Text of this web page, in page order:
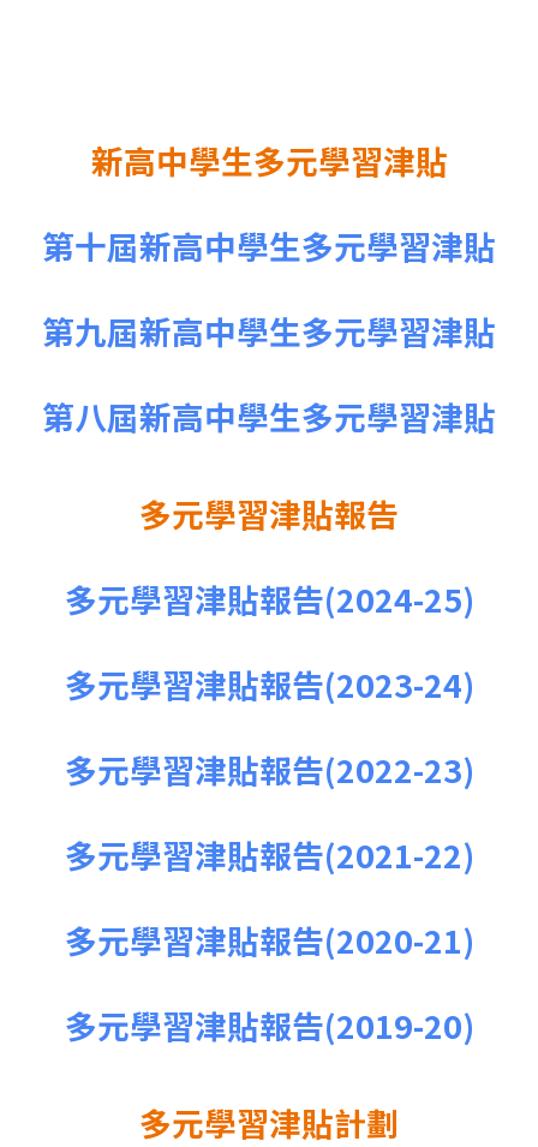
新高中學生多元學習津貼
第十屆新高中學生多元學習津貼
第九屆新高中學生多元學習津貼
第八屆新高中學生多元學習津貼
多元學習津貼報告
多元學習津貼報告(2024-25)
多元學習津貼報告(2023-24)
多元學習津貼報告(2022-23)
多元學習津貼報告(2021-22)
多元學習津貼報告(2020-21)
多元學習津貼報告(2019-20)
多元學習津貼計劃